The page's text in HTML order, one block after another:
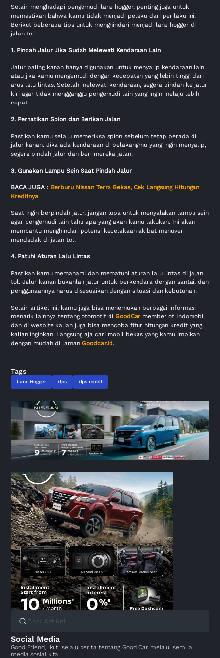
Selain menghadapi pengemudi lane hogger, penting juga untuk
memastikan bahwa kamu tidak menjadi pelaku dari perilaku ini.
Berikut beberapa tips untuk menghindari menjadi lane hogger di
jalan tol:
1. Pindah Jalur Jika Sudah Melewati Kendaraan Lain
Jalur paling kanan hanya digunakan untuk menyalip kendaraan lain
atau jika kamu mengemudi dengan kecepatan yang lebih tinggi dari
arus lalu lintas. Setelah melewati kendaraan, segera pindah ke jalur
kiri agar tidak mengganggu pengemudi lain yang ingin melaju lebih
cepat.
2. Perhatikan Spion dan Berikan Jalan
Pastikan kamu selalu memeriksa spion sebelum tetap berada di
jalur kanan. Jika ada kendaraan di belakangmu yang ingin menyalip,
segera pindah jalur dan beri mereka jalan.
3. Gunakan Lampu Sein Saat Pindah Jalur
BACA JUGA : Berburu Nissan Terra Bekas, Cek Langsung Hitungan
Kreditnya
Saat ingin berpindah jalur, jangan lupa untuk menyalakan lampu sein
agar pengemudi lain tahu apa yang akan kamu lakukan. Ini akan
membantu menghindari potensi kecelakaan akibat manuver
mendadak di jalan tol.
4. Patuhi Aturan Lalu Lintas
Pastikan kamu memahami dan mematuhi aturan lalu lintas di jalan
tol. Jalur kanan bukanlah jalur untuk berkendara dengan santai, dan
penggunaannya harus disesuaikan dengan situasi dan kebutuhan.
Selain artikel ini, kamu juga bisa menemukan berbagai informasi
menarik lainnya tentang otomotif diGoodCar member of Indomobil
dan di wesbite kalian juga bisa mencoba fitur hitungan kredit yang
kalian inginkan. Langsung aja cari mobil bekas yang kamu impikan
dengan mudah di lamanGoodcar.id.
Tags
Lane Hogger tips tips mobil
Social Media
Good Friend, Ikuti selalu berita tentang Good Car melalui semua
media sosial kita.